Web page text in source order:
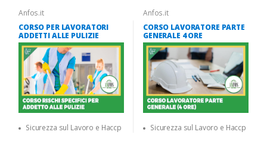
Anfos.it
CORSO PER LAVORATORI
ADDETTI ALLE PULIZIE
Sicurezza sul Lavoro e Haccp
Anfos.it
CORSO LAVORATORE PARTE
GENERALE 4 ORE
Sicurezza sul Lavoro e Haccp